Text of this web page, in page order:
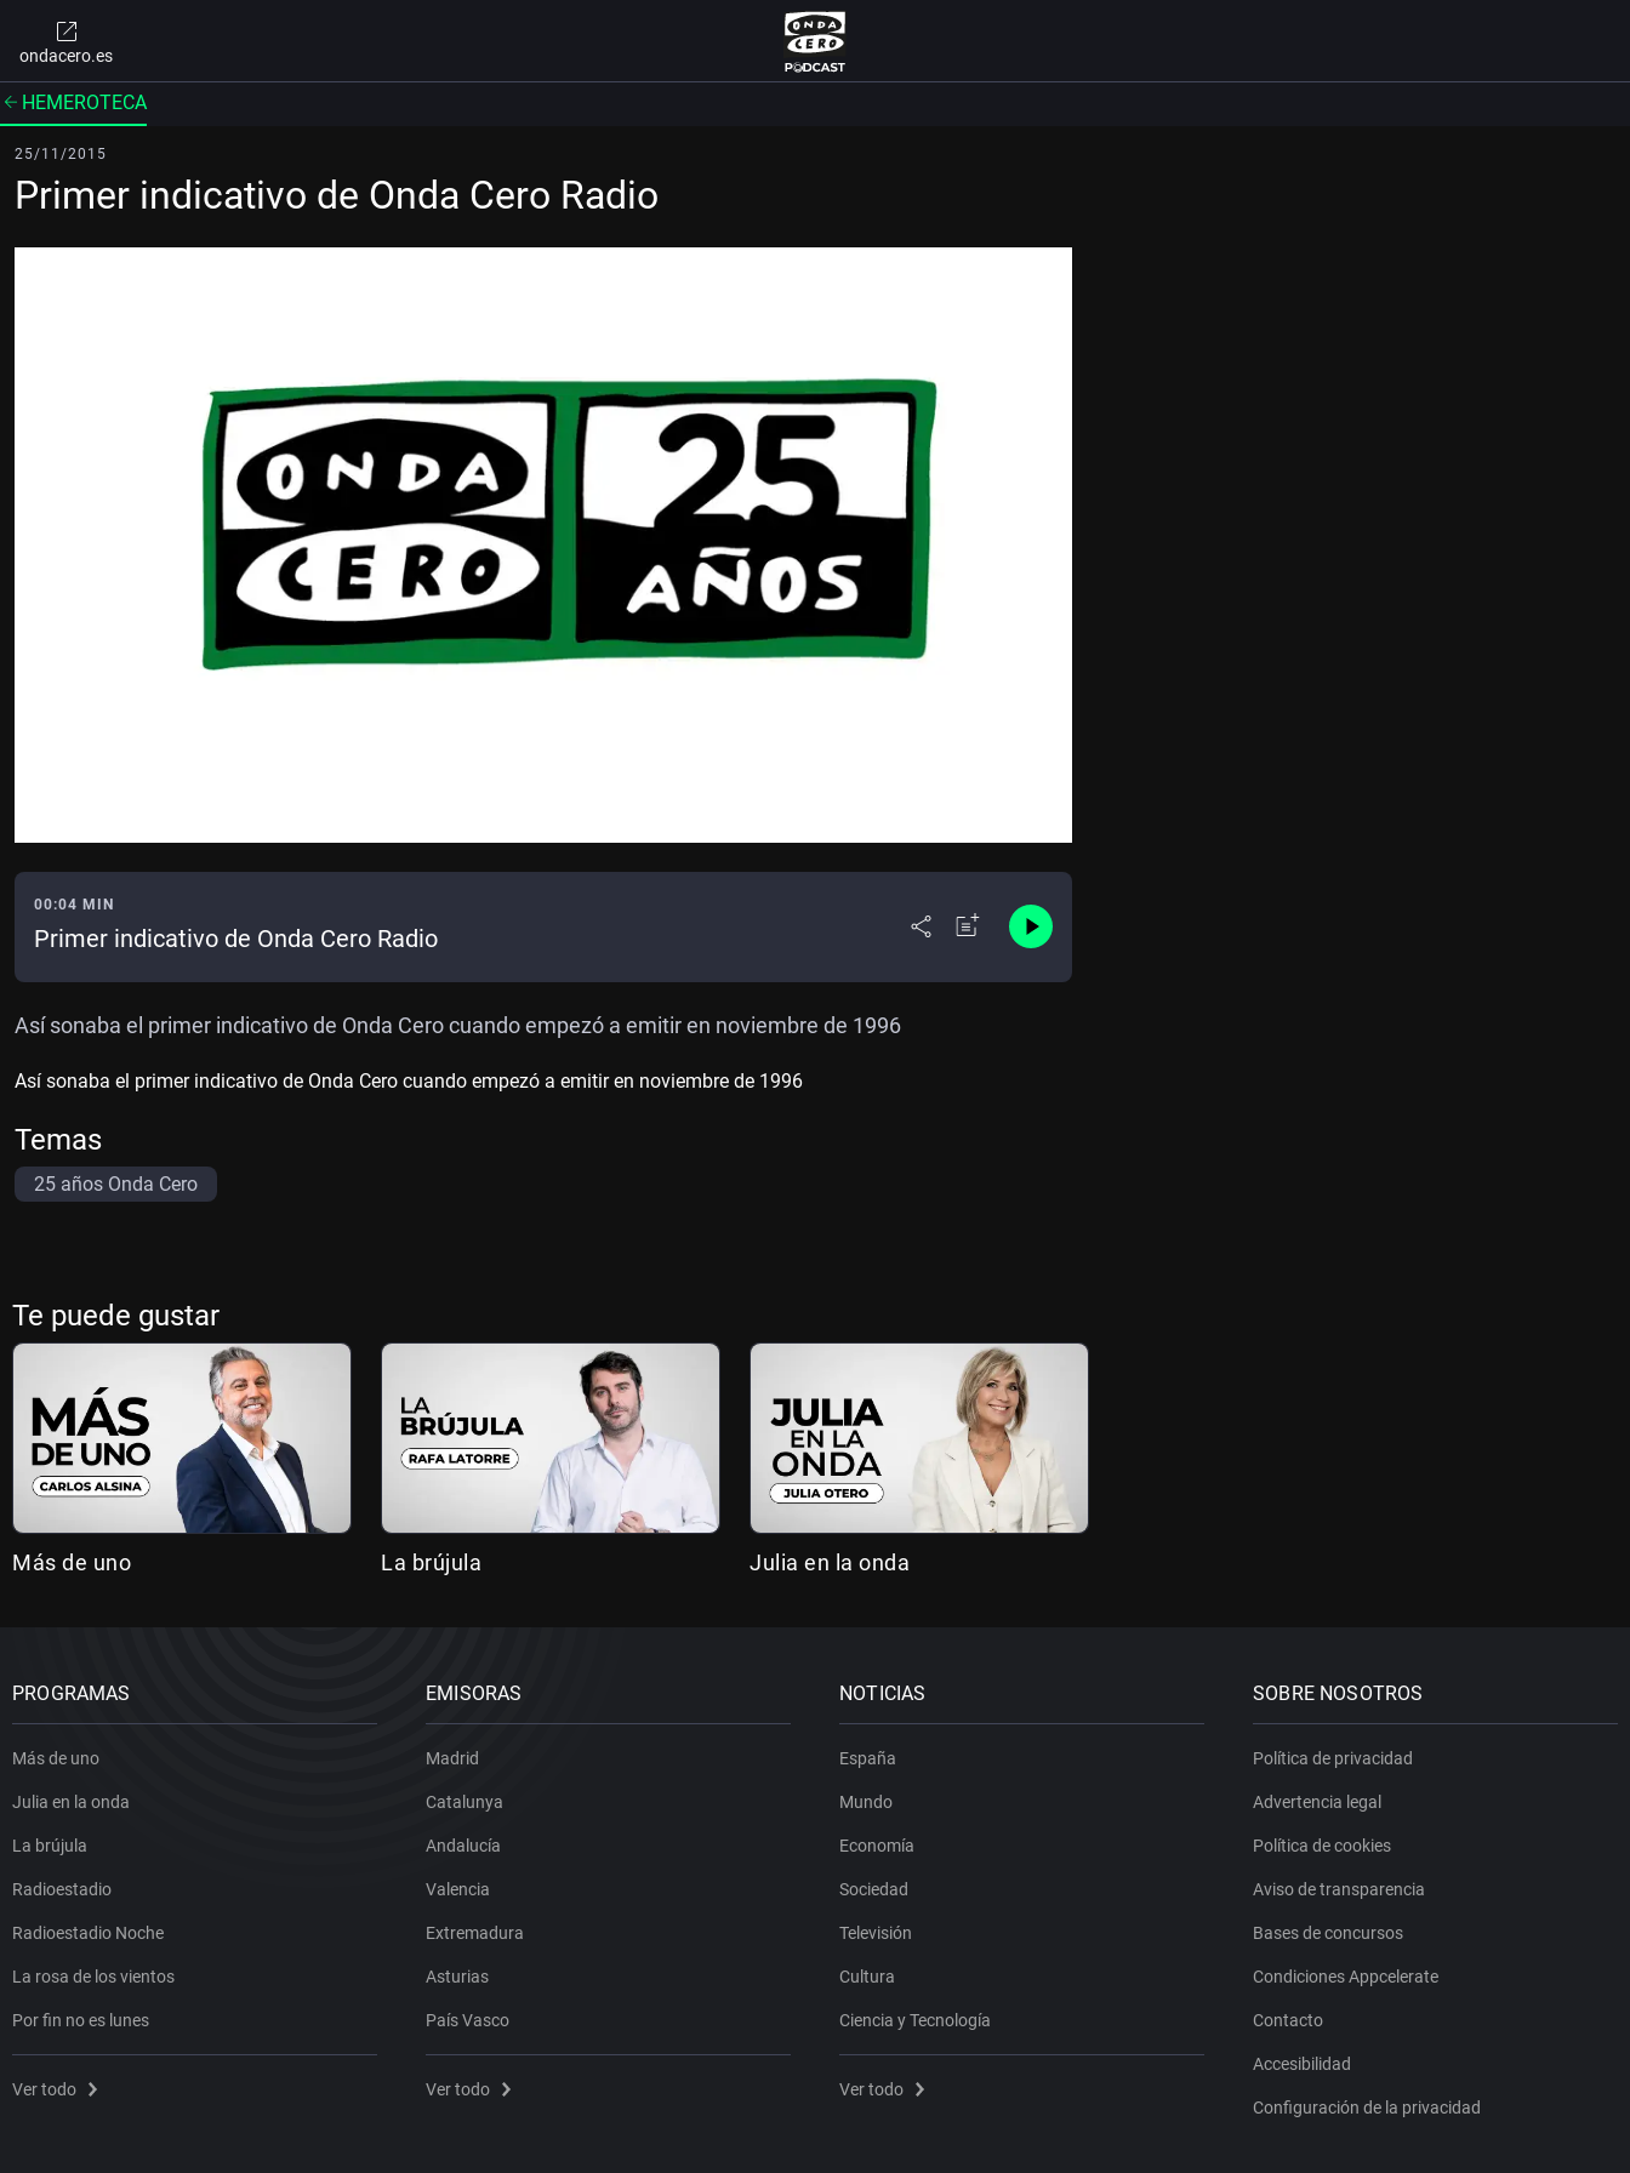
ondacero.es
HEMEROTECA
25/11/2015
Primer indicativo de Onda Cero Radio
00:04 MIN
Primer indicativo de Onda Cero Radio
Así sonaba el primer indicativo de Onda Cero cuando empezó a emitir en noviembre de 1996
Así sonaba el primer indicativo de Onda Cero cuando empezó a emitir en noviembre de 1996
Temas
25 años Onda Cero
Te puede gustar
Más de uno La brújula Julia en la onda
PROGRAMAS
Más de uno
Julia en la onda
La brújula
Radioestadio
Radioestadio Noche
La rosa de los vientos
Por fin no es lunes
Ver todo
EMISORAS
Madrid
Catalunya
Andalucía
Valencia
Extremadura
Asturias
País Vasco
Ver todo
NOTICIAS
España
Mundo
Economía
Sociedad
Televisión
Cultura
Ciencia y Tecnología
Ver todo
SOBRE NOSOTROS
Política de privacidad
Advertencia legal
Política de cookies
Aviso de transparencia
Bases de concursos
Condiciones Appcelerate
Contacto
Accesibilidad
Configuración de la privacidad